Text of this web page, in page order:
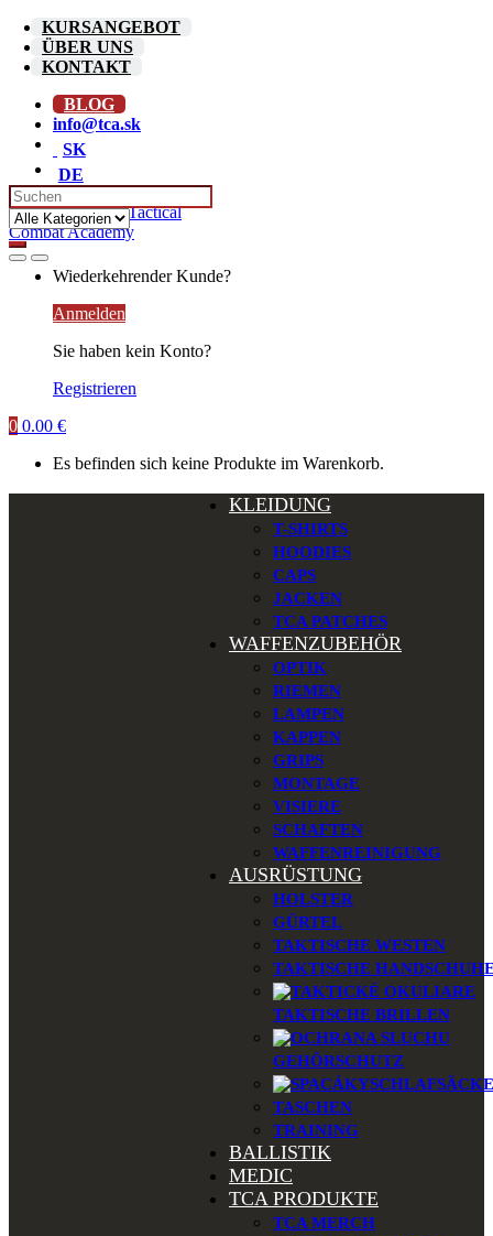
Skip
navigation
Skip
content
KURSANGEBOT
ÜBER UNS
KONTAKT
BLOG
info@tca.sk
SK
DE
Search
for:
Wiederkehrender Kunde?
Anmelden
Sie haben kein Konto?
Registrieren
0 0.00 €
Es befinden sich keine Produkte im Warenkorb.
KLEIDUNG
T-SHIRTS
HOODIES
CAPS
JACKEN
TCA PATCHES
WAFFENZUBEHÖR
OPTIK
RIEMEN
LAMPEN
KAPPEN
GRIPS
MONTAGE
VISIERE
SCHAFTEN
WAFFENREINIGUNG
AUSRÜSTUNG
HOLSTER
GÜRTEL
TAKTISCHE WESTEN
TAKTISCHE
TAKTISCHE BRILLEN
GEHÖRSCHUTZ
SCHLAFSÄCKE
TASCHEN
TRAINING
BALLISTIK
MEDIC
TCA PRODUKTE
TCA MERCH